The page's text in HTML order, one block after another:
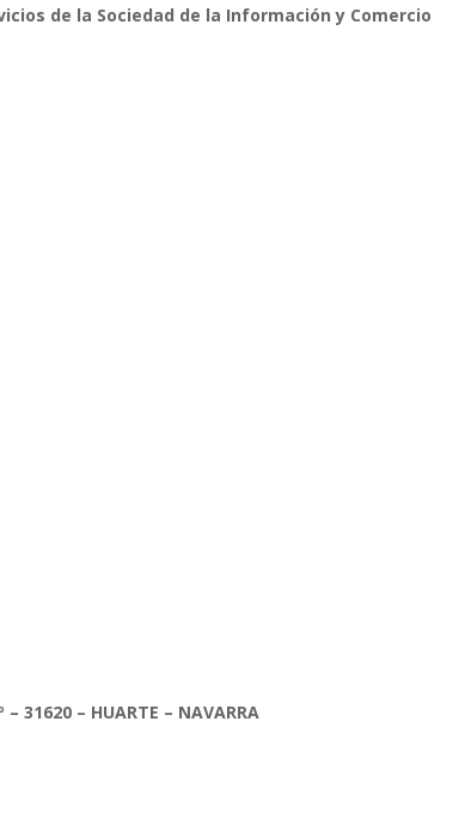
de la Sociedad de la Información y Comercio
– 31620 – HUARTE – NAVARRA